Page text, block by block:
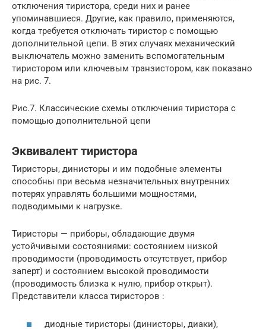
отключения тиристора, среди них и ранее
упоминавшиеся. Другие, как правило, применяются,
когда требуется отключать тиристор с помощью
дополнительной цепи. В этих случаях механический
выключатель можно заменить вспомогательным
тиристором или ключевым транзистором, как показано
на рис. 7.
Рис.7. Классические схемы отключения тиристора с
помощью дополнительной цепи
Эквивалент тиристора
Тиристоры, динисторы и им подобные элементы
способны при весьма незначительных внутренних
потерях управлять большими мощностями,
подводимыми к нагрузке.
Тиристоры — приборы, обладающие двумя
устойчивыми состояниями: состоянием низкой
проводимости (проводимость отсутствует, прибор
заперт) и состоянием высокой проводимости
(проводимость близка к нулю, прибор открыт).
Представители класса тиристоров :
диодные тиристоры (динисторы, диаки),